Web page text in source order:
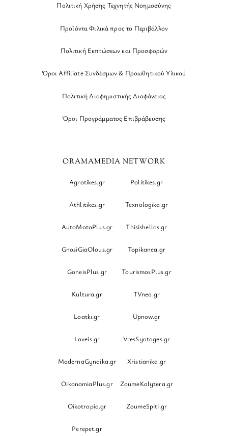
Πολιτική Χρήσης Τεχνητής Νοημοσύνης
Προϊόντα Φιλικά προς το Περιβάλλον
Πολιτική Εκπτώσεων και Προσφορών
Όροι Affiliate Συνδέσμων & Προωθητικού Υλικού
Πολιτική Διαφημιστικής Διαφάνειας
Όροι Προγράμματος Επιβράβευσης
ORAMAMEDIA NETWORK
Agrotikes.gr Politikes.gr
Athlitikes.gr Texnologika.gr
AutoMotoPlus.gr Thisishellas.gr
GnosiGiaOlous.gr Topikanea.gr
GoneisPlus.gr TourismosPlus.gr
Kultura.gr TVnea.gr
Loatki.gr Upnow.gr
Loveis.gr VresSyntages.gr
ModernaGynaika.gr Xristianika.gr
OikonomiaPlus.gr ZoumeKalytera.gr
Oikotropia.gr ZoumeSpiti.gr
Perepet.gr